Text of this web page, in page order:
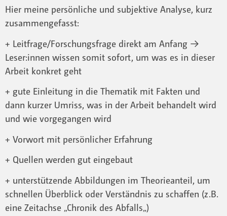
Hier meine persönliche und subjektive Analyse, kurz
zusammengefasst:
+ Leitfrage/Forschungsfrage direkt am Anfang →
Leser:innen wissen somit sofort, um was es in dieser
Arbeit konkret geht
+ gute Einleitung in die Thematik mit Fakten und
dann kurzer Umriss, was in der Arbeit behandelt wird
und wie vorgegangen wird
+ Vorwort mit persönlicher Erfahrung
+ Quellen werden gut eingebaut
+ unterstützende Abbildungen im Theorieanteil, um
schnellen Überblick oder Verständnis zu schaffen (z.B.
eine Zeitachse „Chronik des Abfalls„)